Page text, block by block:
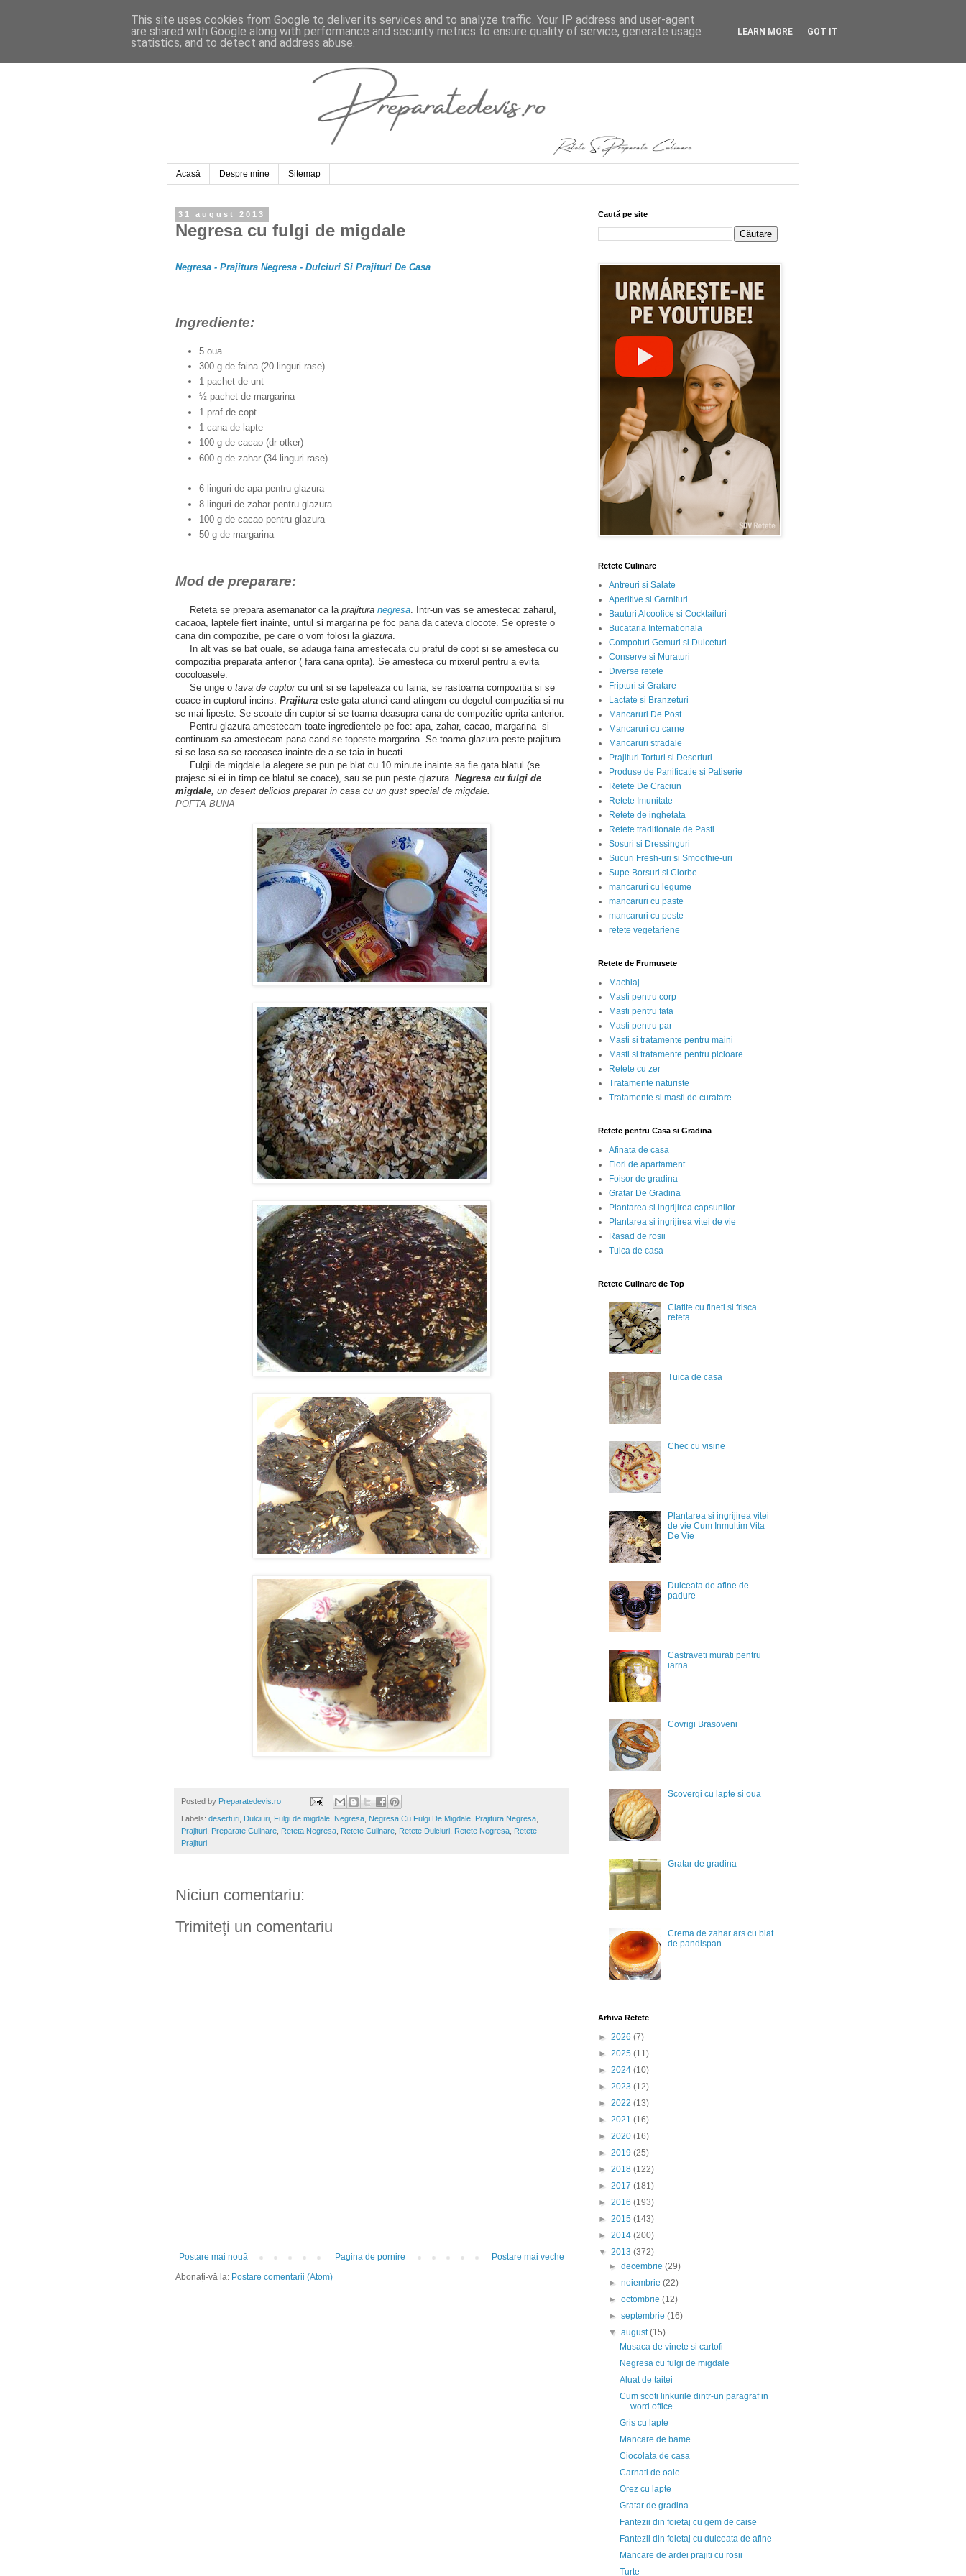
Acasă Despre mine Sitemap
31 august 2013
Negresa cu fulgi de migdale
Negresa - Prajitura Negresa - Dulciuri Si Prajituri De Casa
Ingrediente:
5 oua
300 g de faina (20 linguri rase)
1 pachet de unt
½ pachet de margarina
1 praf de copt
1 cana de lapte
100 g de cacao (dr otker)
600 g de zahar (34 linguri rase)
6 linguri de apa pentru glazura
8 linguri de zahar pentru glazura
100 g de cacao pentru glazura
50 g de margarina
Mod de preparare:
Reteta se prepara asemanator ca la prajitura negresa Intr-un vas se amesteca: zaharul,
cacaoa, laptele fiert inainte, untul si margarina pe foc pana da cateva clocote. Se opreste o
cana din compozitie, pe care o vom folosi la glazura
In alt vas se bat ouale, se adauga faina amestecata cu praful de copt si se amesteca cu
compozitia preparata anterior ( fara cana oprita). Se amesteca cu mixerul pentru a evita
cocoloasele.
Se unge o tava de cuptorcu unt si se tapeteaza cu faina, se rastoarna compozitia si se
coace in cuptorul incins. Prajitura este gata atunci cand atingem cu degetul compozitia si nu
se mai lipeste. Se scoate din cuptor si se toarna deasupra cana de compozitie oprita anterior.
Pentru glazura amestecam toate ingredientele pe foc: apa, zahar, cacao, margarina si
continuam sa amestecam pana cand se topeste margarina. Se toarna glazura peste prajitura
si se lasa sa se raceasca inainte de a se taia in bucati.
Fulgii de migdale la alegere se pun pe blat cu 10 minute inainte sa fie gata blatul (se
prajesc si ei in timp ce blatul se coace), sau se pun peste glazura. Negresa cu fulgi de
migdale , un desert delicios preparat in casa cu un gust special de migdale.
POFTA BUNA
Posted by Preparatedevis.ro
Labels: deserturi Dulciuri Fulgi de migdale Negresa Negresa Cu Fulgi De Migdale Prajitura Negresa
Prajituri Preparate Culinare Reteta Negresa Retete Culinare Retete Dulciuri Retete Negresa Retete
Prajituri
Niciun comentariu:
Trimiteți un comentariu
Postare mai nouă Postare mai veche
Pagina de pornire
Abonați-vă la: Postare comentarii (Atom)
Caută pe site
Retete Culinare
Antreuri si Salate
Aperitive si Garnituri
Bauturi Alcoolice si Cocktailuri
Bucataria Internationala
Compoturi Gemuri si Dulceturi
Conserve si Muraturi
Diverse retete
Fripturi si Gratare
Lactate si Branzeturi
Mancaruri De Post
Mancaruri cu carne
Mancaruri stradale
Prajituri Torturi si Deserturi
Produse de Panificatie si Patiserie
Retete De Craciun
Retete Imunitate
Retete de inghetata
Retete traditionale de Pasti
Sosuri si Dressinguri
Sucuri Fresh-uri si Smoothie-uri
Supe Borsuri si Ciorbe
mancaruri cu legume
mancaruri cu paste
mancaruri cu peste
retete vegetariene
Retete de Frumusete
Machiaj
Masti pentru corp
Masti pentru fata
Masti pentru par
Masti si tratamente pentru maini
Masti si tratamente pentru picioare
Retete cu zer
Tratamente naturiste
Tratamente si masti de curatare
Retete pentru Casa si Gradina
Afinata de casa
Flori de apartament
Foisor de gradina
Gratar De Gradina
Plantarea si ingrijirea capsunilor
Plantarea si ingrijirea vitei de vie
Rasad de rosii
Tuica de casa
Retete Culinare de Top
Clatite cu fineti si frisca
reteta
Tuica de casa
Chec cu visine
Plantarea si ingrijirea vitei
de vie Cum Inmultim Vita
De Vie
Dulceata de afine de
padure
Castraveti murati pentru
iarna
Covrigi Brasoveni
Scovergi cu lapte si oua
Gratar de gradina
Crema de zahar ars cu blat
de pandispan
Arhiva Retete
► 2026 (7)
► 2025 (11)
► 2024 (10)
► 2023 (12)
► 2022 (13)
► 2021 (16)
► 2020 (16)
► 2019 (25)
► 2018 (122)
► 2017 (181)
► 2016 (193)
► 2015 (143)
► 2014 (200)
▼ 2013 (372)
►decembrie(29)
►noiembrie(22)
►octombrie(12)
►septembrie(16)
▼august(15)
Musaca de vinete si cartofi
Negresa cu fulgi de migdale
Aluat de taitei
Cum scoti linkurile dintr-un paragraf in
word office
Gris cu lapte
Mancare de bame
Ciocolata de casa
Carnati de oaie
Orez cu lapte
Gratar de gradina
Fantezii din foietaj cu gem de caise
Fantezii din foietaj cu dulceata de afine
Mancare de ardei prajiti cu rosii
Turte
This site uses cookies from Google to deliver its services and to analyze traffic. Your IP address and user-agent
are shared with Google along with performance and security metrics to ensure quality of service, generate usage
statistics, and to detect and address abuse.
LEARN MORE GOT IT